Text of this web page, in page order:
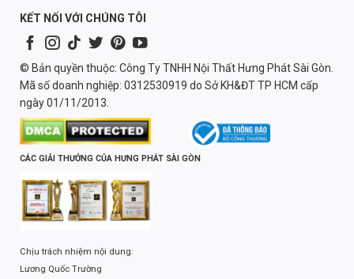
KẾT NỐI VỚI CHÚNG TÔI
© Bản quyền thuộc: Công Ty TNHH Nội Thất Hưng Phát Sài Gòn.
Mã số doanh nghiệp: 0312530919 do Sở KH&ĐT TP HCM cấp
ngày 01/11/2013.
CÁC GIẢI THƯỞNG CỦA HƯNG PHÁT SÀI GÒN
Chịu trách nhiệm nội dung:
Lương Quốc Trường